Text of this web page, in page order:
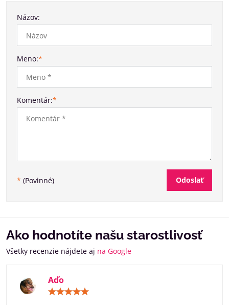
Názov:
Meno:*
Komentár:*
* (Povinné) Odoslať
Ako hodnotíte našu starostlivosť
Všetky recenzie nájdete aj na Google
Aďo